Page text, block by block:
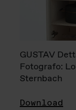
GUSTAV
Fotografo:
Sternbach
Download